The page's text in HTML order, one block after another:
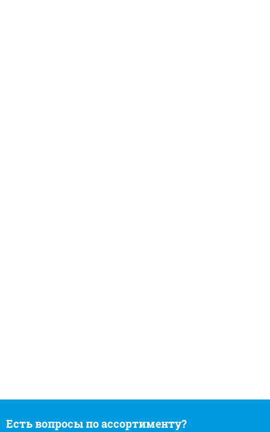
Есть вопросы по ассортименту?